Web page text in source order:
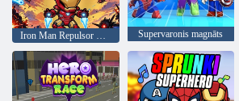
Iron Man Repulsor Rush Supervaronis magnāts